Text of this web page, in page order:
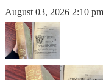
August 03, 2026 2:10 pm